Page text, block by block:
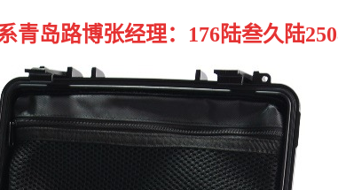
青岛路博张经理：176陆叁久陆